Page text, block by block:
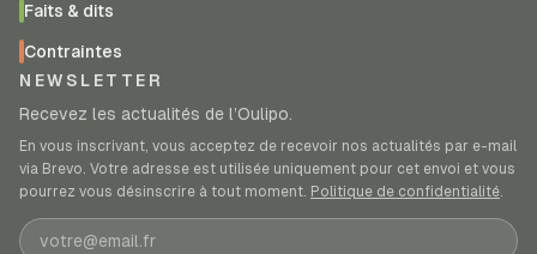
Faits & dits
Contraintes
NEWSLETTER
Recevez les actualités de l’Oulipo.
En vous inscrivant, vous acceptez de recevoir nos actualités par e-mail
via Brevo. Votre adresse est utilisée uniquement pour cet envoi et vous
pourrez vous désinscrire à tout moment. Politique de confidentialité.
Adresse e-mail